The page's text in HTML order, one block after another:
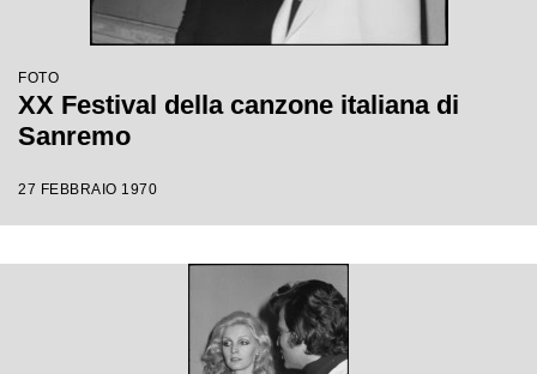
FOTO
XX Festival della canzone italiana di
Sanremo
27 FEBBRAIO 1970